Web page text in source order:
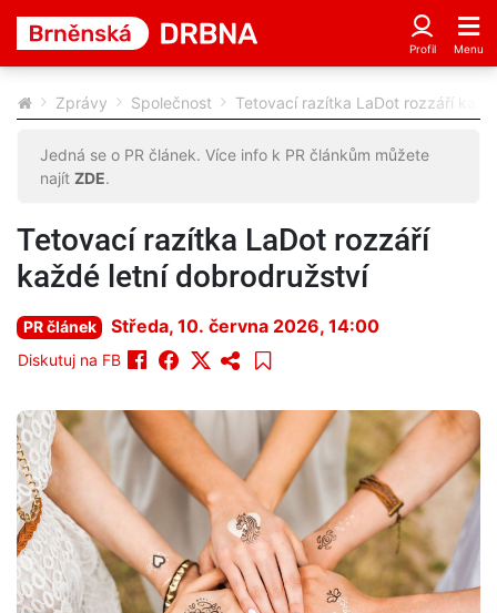
Zprávy Společnost Tetovací razítka LaDot rozzáří
Jedná se o PR článek. Více info k PR článkům můžete
najít ZDE.
Tetovací razítka LaDot rozzáří
každé letní dobrodružství
PR článek Středa, 10. června 2026, 14:00
Diskutuj na FB